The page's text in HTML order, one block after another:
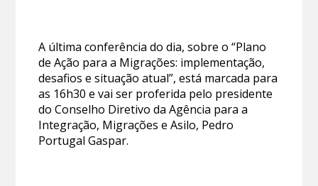
A última conferência do dia, sobre o “Plano
de Ação para a Migrações: implementação,
desafios e situação atual”, está marcada para
as 16h30 e vai ser proferida pelo presidente
do Conselho Diretivo da Agência para a
Integração, Migrações e Asilo, Pedro
Portugal Gaspar.